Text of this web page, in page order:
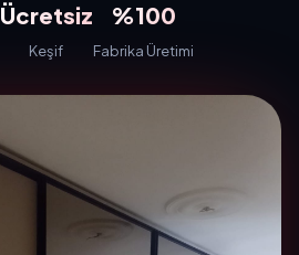
Ücretsiz
Keşif
%100
Fabrika Üretimi